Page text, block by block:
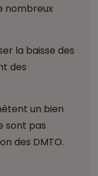
nombreux
la baisse des
des
un bien
sont pas
des DMTO.